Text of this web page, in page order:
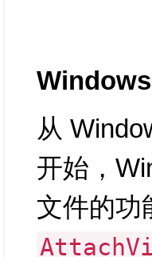
Windows
从
开始，
文件的